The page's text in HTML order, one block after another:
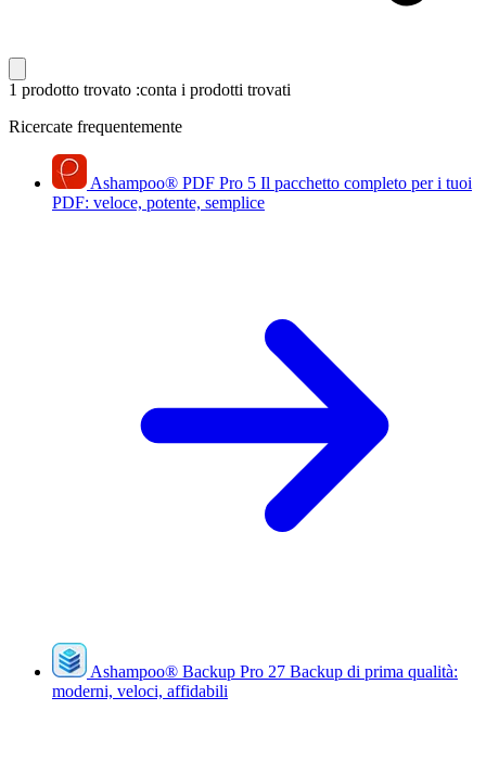
1 prodotto trovato :conta i prodotti trovati
Ricercate frequentemente
Ashampoo® PDF Pro 5 Il pacchetto completo per i tuoi
PDF: veloce, potente, semplice
Ashampoo® Backup Pro 27 Backup di prima qualità:
moderni, veloci, affidabili